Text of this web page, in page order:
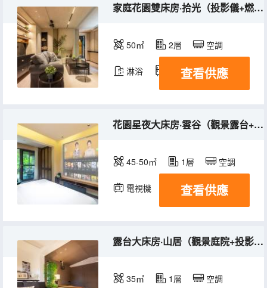
家庭花園雙床房·拾光（投影儀+燃氣灶+觀景庭院）
50㎡ 2層 空調
淋浴 冰箱查看供應
花園星夜大床房·雲谷（觀景露台+聯想投影儀）
45-50㎡ 1層 空調
電視機 冰箱
查看供應
露台大床房·山居（觀景庭院+投影儀+電熱晾衣架）
35㎡ 1層 空調